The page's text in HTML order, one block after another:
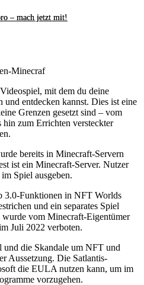
– mach jetzt mit!
mit dem du deine
und entdecken kannst. Dies ist eine
Grenzen gesetzt sind – vom
zum Errichten versteckter
bereits in Minecraft-Servern
ist ein Minecraft-Server. Nutzer
Spiel ausgeben.
3.0-Funktionen in NFT Worlds
und ein separates Spiel
vom Minecraft-Eigentümer
Juli 2022 verboten.
und die Skandale um NFT und
Aussetzung. Die Satlantis-
die EULA nutzen kann, um im
vorzugehen.